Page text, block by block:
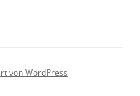
von WordPress